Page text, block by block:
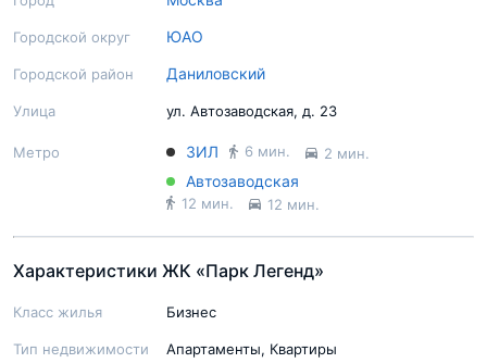
Подробный экспертный обзор
Городской округ ЮАО
Городской район Даниловский
Улица ул. Автозаводская, д. 23
Метро ЗИЛ 6 мин. 2 мин.
Автозаводская
12 мин. 12 мин.
Характеристики ЖК «Парк Легенд»
Класс жилья Бизнес
Тип недвижимости Апартаменты, Квартиры